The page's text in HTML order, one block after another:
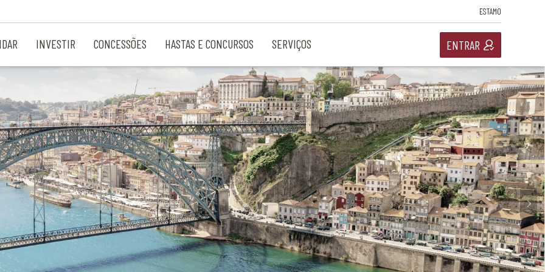
ESTAMO
INVESTIR CONCESSÕES HASTAS E CONCURSOS SERVIÇOS ENTRAR